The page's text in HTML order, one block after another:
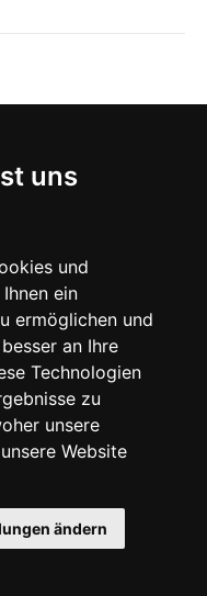
uns
und
ein
ermöglichen und
an Ihre
Technologien
zu
unsere
Website
ändern